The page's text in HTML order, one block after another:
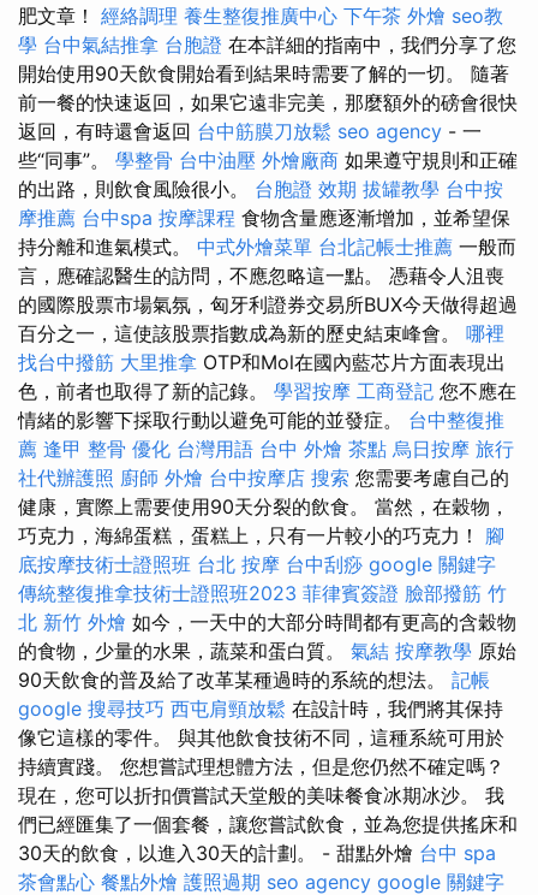
肥文章！ 經絡調理 養生整復推廣中心 下午茶 外燴 seo教
學 台中氣結推拿 台胞證 在本詳細的指南中，我們分享了您
開始使用90天飲食開始看到結果時需要了解的一切。 隨著
前一餐的快速返回，如果它遠非完美，那麼額外的磅會很快
返回，有時還會返回 台中筋膜刀放鬆 seo agency - 一
些“同事”。 學整骨 台中油壓 外燴廠商 如果遵守規則和正確
的出路，則飲食風險很小。 台胞證 效期 拔罐教學 台中按
摩推薦 台中spa 按摩課程 食物含量應逐漸增加，並希望保
持分離和進氣模式。 中式外燴菜單 台北記帳士推薦 一般而
言，應確認醫生的訪問，不應忽略這一點。 憑藉令人沮喪
的國際股票市場氣氛，匈牙利證券交易所BUX今天做得超過
百分之一，這使該股票指數成為新的歷史結束峰會。 哪裡
找台中撥筋 大里推拿 OTP和Mol在國內藍芯片方面表現出
色，前者也取得了新的記錄。 學習按摩 工商登記 您不應在
情緒的影響下採取行動以避免可能的並發症。 台中整復推
薦 逢甲 整骨 優化 台灣用語 台中 外燴 茶點 烏日按摩 旅行
社代辦護照 廚師 外燴 台中按摩店 搜索 您需要考慮自己的
健康，實際上需要使用90天分裂的飲食。 當然，在穀物，
巧克力，海綿蛋糕，蛋糕上，只有一片較小的巧克力！ 腳
底按摩技術士證照班 台北 按摩 台中刮痧 google 關鍵字
傳統整復推拿技術士證照班2023 菲律賓簽證 臉部撥筋 竹
北 新竹 外燴 如今，一天中的大部分時間都有更高的含穀物
的食物，少量的水果，蔬菜和蛋白質。 氣結 按摩教學 原始
90天飲食的普及給了改革某種過時的系統的想法。 記帳
google 搜尋技巧 西屯肩頸放鬆 在設計時，我們將其保持
像它這樣的零件。 與其他飲食技術不同，這種系統可用於
持續實踐。 您想嘗試理想體方法，但是您仍然不確定嗎？
現在，您可以折扣價嘗試天堂般的美味餐食冰期冰沙。 我
們已經匯集了一個套餐，讓您嘗試飲食，並為您提供搖床和
30天的飲食，以進入30天的計劃。 - 甜點外燴 台中 spa
茶會點心 餐點外燴 護照過期 seo agency google 關鍵字